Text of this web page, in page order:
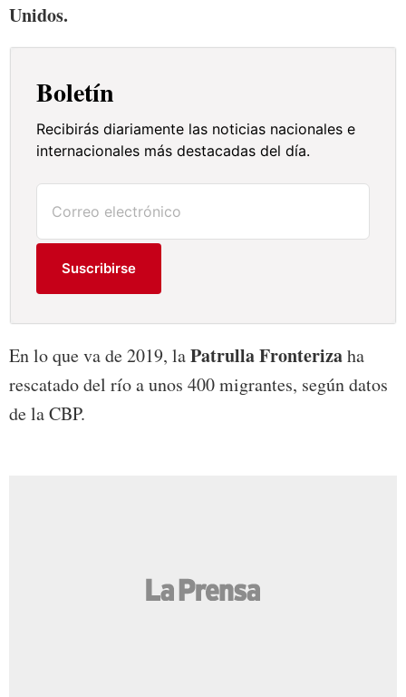
Unidos.
Boletín
Recibirás diariamente las noticias nacionales e
internacionales más destacadas del día.
Suscribirse
En lo que va de 2019, laPatrulla Fronterizaha
rescatado del río a unos 400 migrantes, según datos
de la CBP.